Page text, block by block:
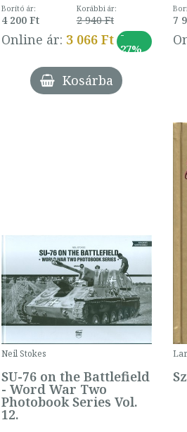
Borító ár:
4 200 Ft
Korábbi ár:
2 940 Ft
Online ár: 3 066 Ft -
27%
Kosárba
7
Neil Stokes
SU-76 on the Battlefield
- Word War Two
Photobook Series Vol.
12.